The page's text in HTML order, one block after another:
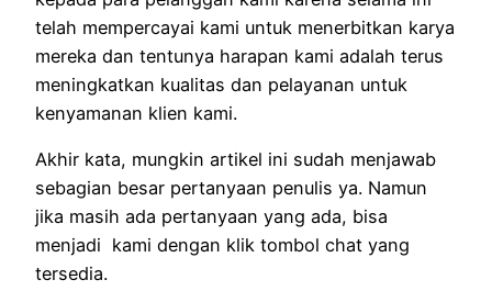
telah mempercayai kami untuk menerbitkan karya
mereka dan tentunya harapan kami adalah terus
meningkatkan kualitas dan pelayanan untuk
kenyamanan klien kami.
Akhir kata, mungkin artikel ini sudah menjawab
sebagian besar pertanyaan penulis ya. Namun
jika masih ada pertanyaan yang ada, bisa
menjadi kami dengan klik tombol chat yang
tersedia.